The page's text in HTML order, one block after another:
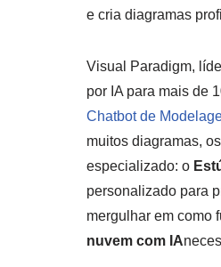
e cria diagramas
Visual Paradigm,
por IA para mais de
Chatbot de
muitos diagramas,
especializado: o
personalizado para
mergulhar em como
nuvem com IA